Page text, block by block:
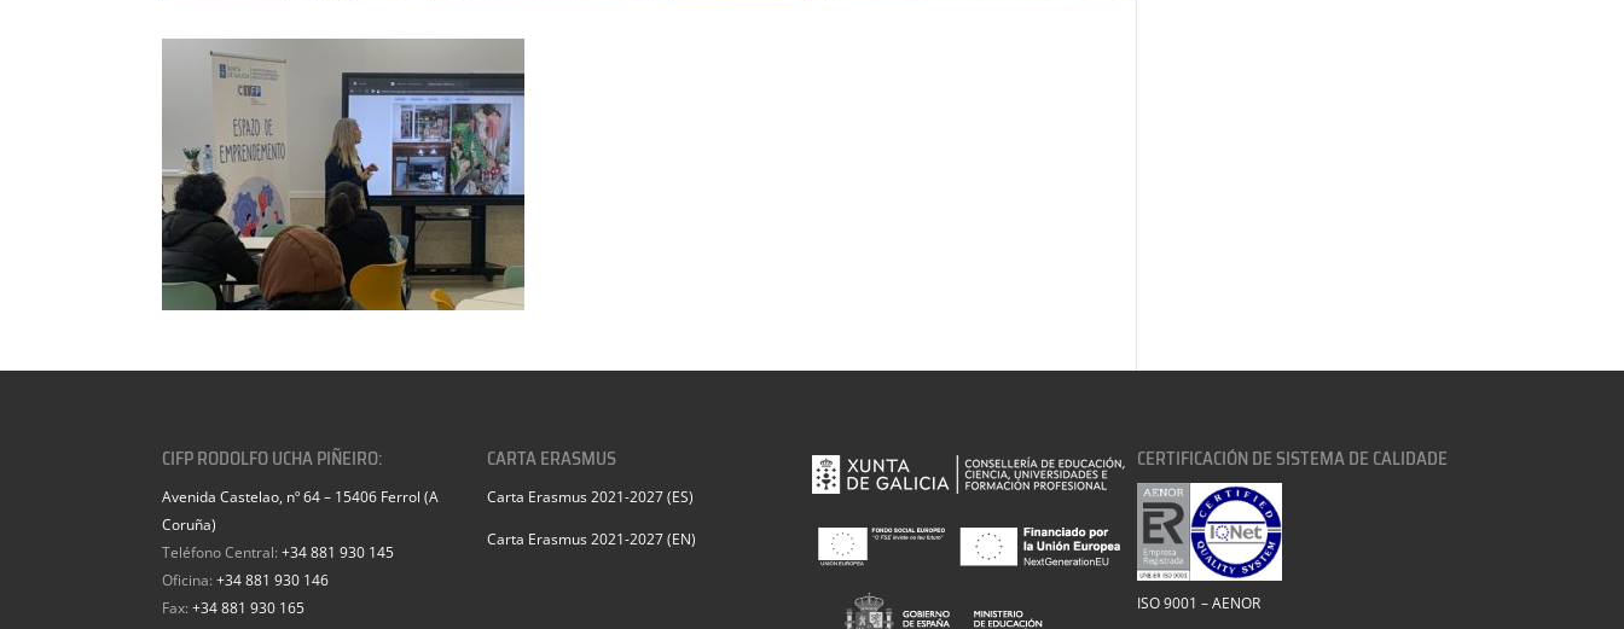
CIFP RODOLFO UCHA PIÑEIRO:
Avenida Castelao, nº 64 – 15406 Ferrol (A
Coruña)
Teléfono Central:+34 881 930 145
Oficina:+34 881 930 146
Fax:+34 881 930 165
CARTA ERASMUS
Carta Erasmus 2021-2027 (ES)
Carta Erasmus 2021-2027 (EN)
CERTIFICACIÓN DE SISTEMA DE CALIDADE
ISO 9001 – AENOR